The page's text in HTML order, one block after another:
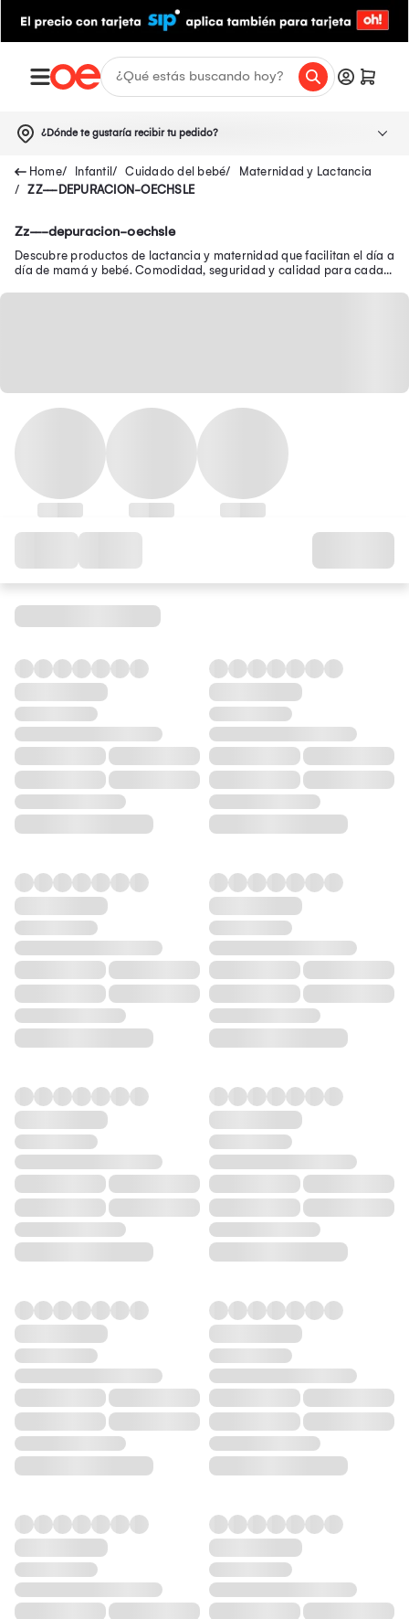
¿Dónde te gustaría recibir tu pedido?
Infantil Cuidado del bebé
Maternidad y Lactancia
ZZ---DEPURACION-OECHSLE
Zz---depuracion-oechsle
Descubre productos de lactancia y maternidad que facilitan el día a
día de mamá y bebé. Comodidad, seguridad y calidad para cada